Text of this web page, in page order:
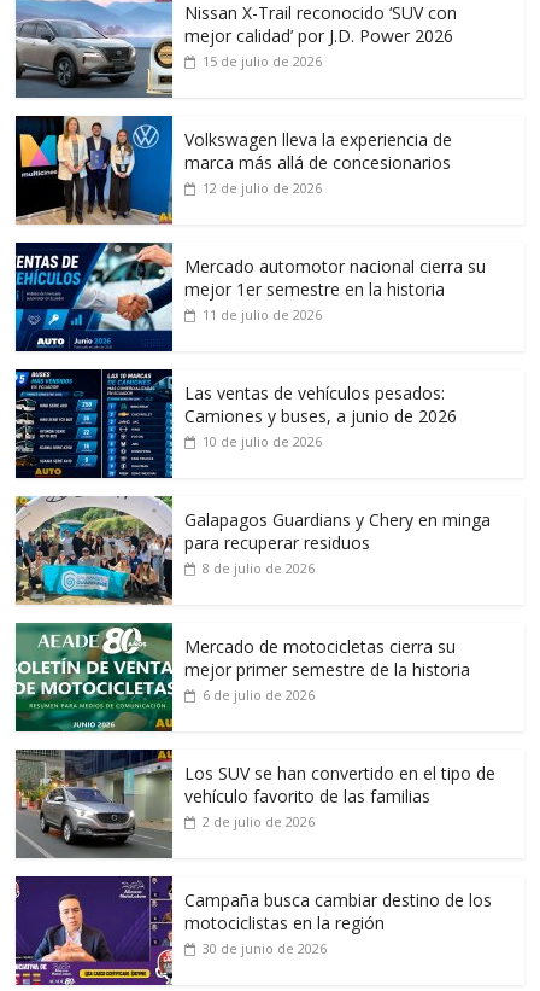
Nissan X-Trail reconocido ‘SUV con
mejor calidad’ por J.D. Power 2026
15 de julio de 2026
Volkswagen lleva la experiencia de
marca más allá de concesionarios
12 de julio de 2026
Mercado automotor nacional cierra su
mejor 1er semestre en la historia
11 de julio de 2026
Las ventas de vehículos pesados:
Camiones y buses, a junio de 2026
10 de julio de 2026
Galapagos Guardians y Chery en minga
para recuperar residuos
8 de julio de 2026
Mercado de motocicletas cierra su
mejor primer semestre de la historia
6 de julio de 2026
Los SUV se han convertido en el tipo de
vehículo favorito de las familias
2 de julio de 2026
Campaña busca cambiar destino de los
motociclistas en la región
30 de junio de 2026